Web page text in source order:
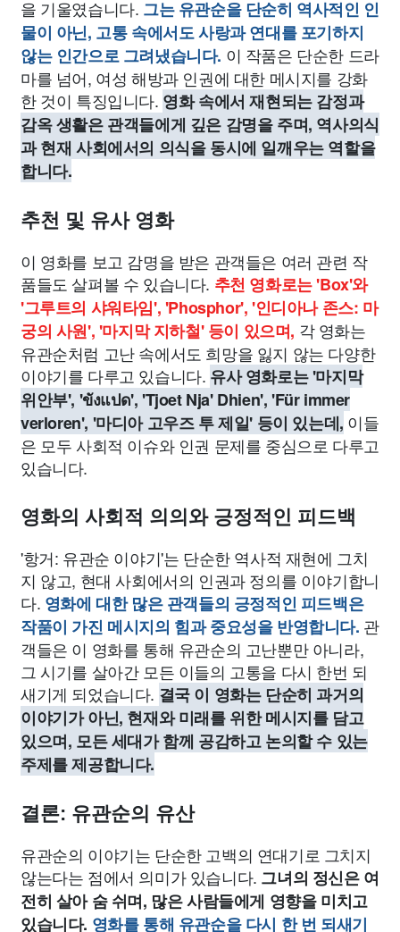
을 기울였습니다. 그는 유관순을 단순히 역사적인 인
물이 아닌, 고통 속에서도 사랑과 연대를 포기하지
않는 인간으로 그려냈습니다. 이 작품은 단순한 드라
마를 넘어, 여성 해방과 인권에 대한 메시지를 강화
한 것이 특징입니다. 영화 속에서 재현되는 감정과
감옥 생활은 관객들에게 깊은 감명을 주며, 역사의식
과 현재 사회에서의 의식을 동시에 일깨우는 역할을
합니다.
추천 및 유사 영화
이 영화를 보고 감명을 받은 관객들은 여러 관련 작
품들도 살펴볼 수 있습니다. 추천 영화로는 'Box'와
'그루트의 샤워타임', 'Phosphor', '인디아나 존스: 마
궁의 사원', '마지막 지하철' 등이 있으며, 각 영화는
유관순처럼 고난 속에서도 희망을 잃지 않는 다양한
이야기를 다루고 있습니다. 유사 영화로는 '마지막
위안부', 'ขังแปด', 'Tjoet Nja' Dhien', 'Für immer
verloren', '마디아 고우즈 투 제일' 등이 있는데, 이들
은 모두 사회적 이슈와 인권 문제를 중심으로 다루고
있습니다.
영화의 사회적 의의와 긍정적인 피드백
'항거: 유관순 이야기'는 단순한 역사적 재현에 그치
지 않고, 현대 사회에서의 인권과 정의를 이야기합니
다. 영화에 대한 많은 관객들의 긍정적인 피드백은
작품이 가진 메시지의 힘과 중요성을 반영합니다. 관
객들은 이 영화를 통해 유관순의 고난뿐만 아니라,
그 시기를 살아간 모든 이들의 고통을 다시 한번 되
새기게 되었습니다. 결국 이 영화는 단순히 과거의
이야기가 아닌, 현재와 미래를 위한 메시지를 담고
있으며, 모든 세대가 함께 공감하고 논의할 수 있는
주제를 제공합니다.
결론: 유관순의 유산
유관순의 이야기는 단순한 고백의 연대기로 그치지
않는다는 점에서 의미가 있습니다. 그녀의 정신은 여
전히 살아 숨 쉬며, 많은 사람들에게 영향을 미치고
있습니다. 영화를 통해 유관순을 다시 한 번 되새기